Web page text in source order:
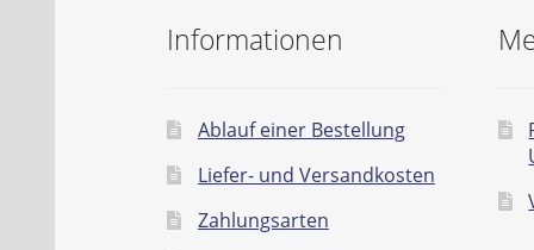
Informationen
Ablauf einer Bestellung
Liefer- und Versandkosten
Zahlungsarten